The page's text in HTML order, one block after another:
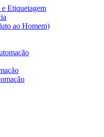
e Etiquetagem
ao Homem)